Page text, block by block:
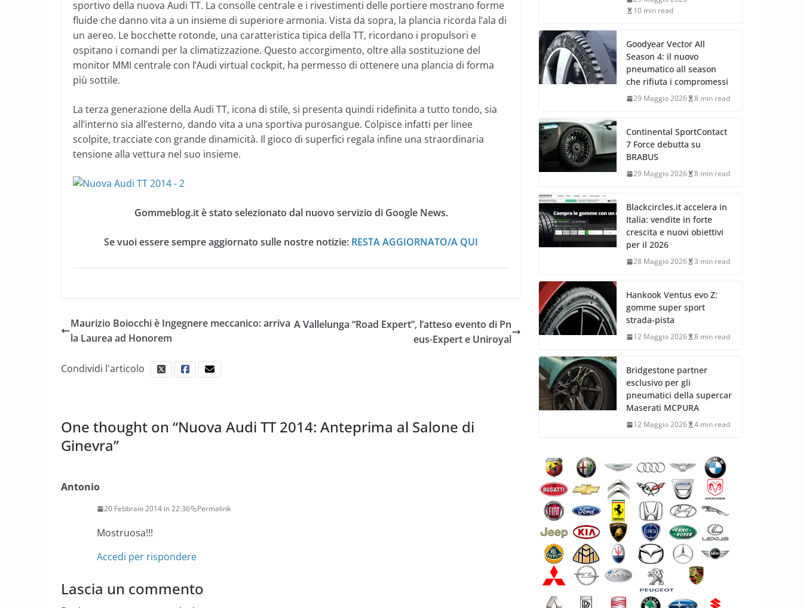
sportivo della nuova Audi TT. La consolle centrale e i rivestimenti delle portiere mostrano forme
fluide che danno vita a un insieme di superiore armonia. Vista da sopra, la plancia ricorda l’ala di
un aereo. Le bocchette rotonde, una caratteristica tipica della TT, ricordano i propulsori e
ospitano i comandi per la climatizzazione. Questo accorgimento, oltre alla sostituzione del
monitor MMI centrale con l’Audi virtual cockpit, ha permesso di ottenere una plancia di forma
più sottile.
La terza generazione della Audi TT, icona di stile, si presenta quindi ridefinita a tutto tondo, sia
all’interno sia all’esterno, dando vita a una sportiva purosangue. Colpisce infatti per linee
scolpite, tracciate con grande dinamicità. Il gioco di superfici regala infine una straordinaria
tensione alla vettura nel suo insieme.
Gommeblog.it è stato selezionato dal nuovo servizio di Google News.
Se vuoi essere sempre aggiornato sulle nostre notizie: RESTA AGGIORNATO/A QUI
Maurizio Boiocchi è Ingegnere meccanico: arriva
la Laurea ad Honorem
A Vallelunga “Road Expert”, l’atteso evento di Pn
eus-Expert e Uniroyal
Condividi l'articolo
One thought on “Nuova Audi TT 2014: Anteprima al Salone di
Ginevra”
Antonio
20 Febbraio 2014 in 22:36 Permalink
Mostruosa!!!
Accedi per rispondere
Lascia un commento
10 min read
Goodyear Vector All
Season 4: il nuovo
pneumatico all season
che rifiuta i compromessi
29 Maggio 2026 8 min read
Continental SportContact
7 Force debutta su
BRABUS
29 Maggio 2026 8 min read
Blackcircles.it accelera in
Italia: vendite in forte
crescita e nuovi obiettivi
per il 2026
28 Maggio 2026 3 min read
Hankook Ventus evo Z:
gomme super sport
strada-pista
12 Maggio 2026 8 min read
Bridgestone partner
esclusivo per gli
pneumatici della supercar
Maserati MCPURA
12 Maggio 2026 4 min read